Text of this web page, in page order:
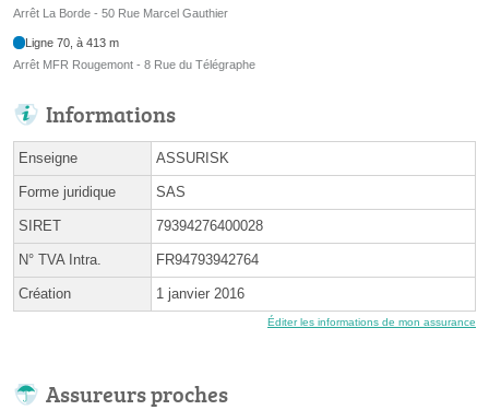
Arrêt La Borde - 50 Rue Marcel Gauthier
Ligne 70, à 413 m
Arrêt MFR Rougemont - 8 Rue du Télégraphe
Informations
Enseigne ASSURISK
Forme juridique SAS
SIRET 79394276400028
N° TVA Intra. FR94793942764
Création 1 janvier 2016
Éditer les informations de mon assurance
Assureurs proches